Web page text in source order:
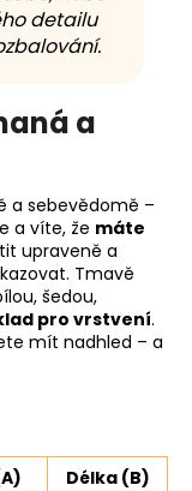
detailu
a
a sebevědomě –
a víte, že máte
upraveně a
Tmavě
šedou,
pro vrstvení.
mít nadhled – a
Délka (B)